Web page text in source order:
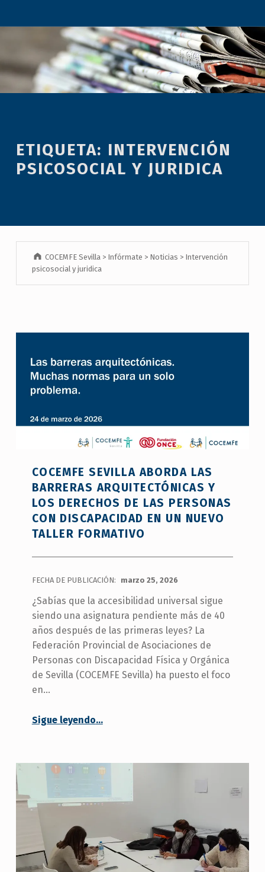
ETIQUETA: INTERVENCIÓN
PSICOSOCIAL Y JURIDICA
COCEMFE Sevilla > Infórmate > Noticias > Intervención
psicosocial y juridica
COCEMFE SEVILLA ABORDA LAS
BARRERAS ARQUITECTÓNICAS Y
LOS DERECHOS DE LAS PERSONAS
CON DISCAPACIDAD EN UN NUEVO
TALLER FORMATIVO
FECHA DE PUBLICACIÓN: marzo 25, 2026
¿Sabías que la accesibilidad universal sigue
siendo una asignatura pendiente más de 40
años después de las primeras leyes? La
Federación Provincial de Asociaciones de
Personas con Discapacidad Física y Orgánica
de Sevilla (COCEMFE Sevilla) ha puesto el foco
en…
Sigue leyendo“COCEMFE Sevilla aborda las barreras arquitectónicas y los derechos de las personas con discapacidad en un nuevo taller formativo”
…